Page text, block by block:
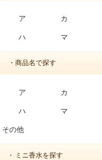
ア カ
ハ マ
・商品名で探す
ア カ
ハ マ
その他
・ ミニ香水を探す